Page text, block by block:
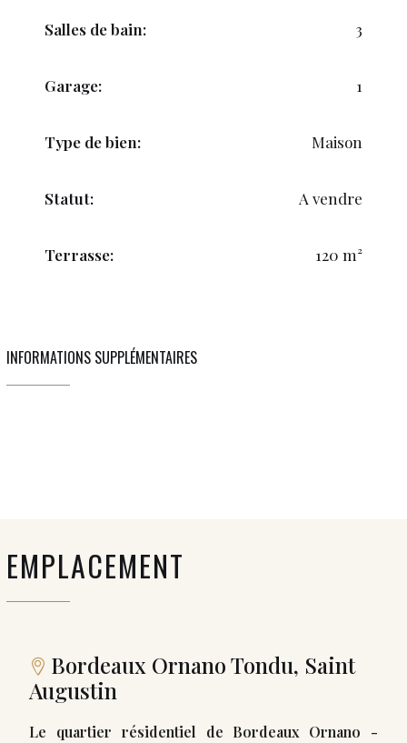
Salles de bain: 3
Garage: 1
Type de bien: Maison
Statut: A vendre
Terrasse: 120 m²
INFORMATIONS SUPPLÉMENTAIRES
EMPLACEMENT
Bordeaux Ornano Tondu, Saint
Augustin
Le quartier résidentiel de Bordeaux Ornano -